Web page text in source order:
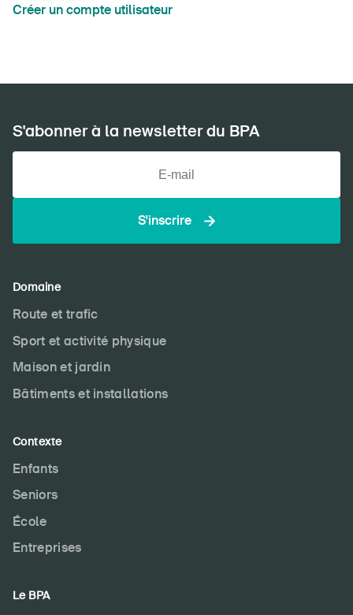
Créer un compte utilisateur
S'abonner à la newsletter du BPA
S'inscrire
Domaine
Route et trafic
Sport et activité physique
Maison et jardin
Bâtiments et installations
Contexte
Enfants
Seniors
École
Entreprises
Le BPA